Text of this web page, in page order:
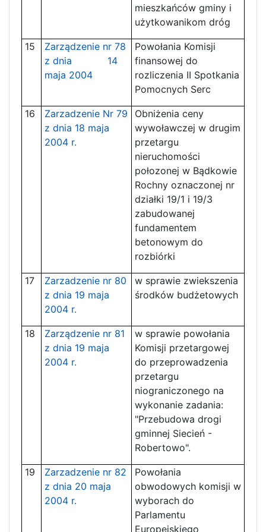
mieszkańców gminy i
użytkowanikom dróg
15
Zarządzenie nr 78
z dnia 14
maja 2004
Powołania Komisji
finansowej do
rozliczenia II Spotkania
Pomocnych Serc
16
Zarzadzenie Nr 79
z dnia 18 maja
2004 r.
Obniżenia ceny
wywoławczej w drugim
przetargu
nieruchomości
połozonej w Bądkowie
Rochny oznaczonej nr
działki 19/1 i 19/3
zabudowanej
fundamentem
betonowym do
rozbiórki
17
Zarzadzenie nr 80
z dnia 19 maja
2004 r.
w sprawie zwiekszenia
środków budżetowych
18
Zarządzenie nr 81
z dnia 19 maja
2004 r.
w sprawie powołania
Komisji przetargowej
do przeprowadzenia
przetargu
niograniczonego na
wykonanie zadania:
"Przebudowa drogi
gminnej Siecień -
Robertowo".
19
Zarzadzenie nr 82
z dnia 20 maja
2004 r.
Powołania
obwodowych komisji w
wyborach do
Parlamentu
Europejskiego